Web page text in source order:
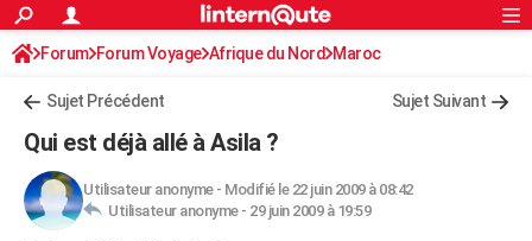
ACTUALITÉS
Politique
Société
Faits Divers
Education
Monde
Villes
+
FINANCE
Retraite
Impôts
Epargne
Immobilier
Risques naturels par ville
Banque
Assurance
Crédit
AUTO
S'inscrire
Connexion
Forum Forum Voyage Afrique du Nord Maroc
Sujet Précédent Sujet Suivant
Qui est déjà allé à Asila ?
Utilisateur anonyme- Modifié le 22 juin 2009 à 08:42
Utilisateur anonyme - 29 juin 2009 à 19:59